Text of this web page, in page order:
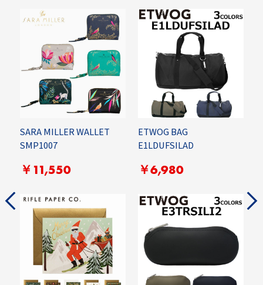
SARA MILLER WALLET
SMP1007
￥11,550
ETWOG BAG
E1LDUFSILAD
￥6,980